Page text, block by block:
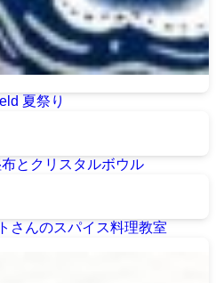
夏祭り
布とクリスタルボウル
さんのスパイス料理教室